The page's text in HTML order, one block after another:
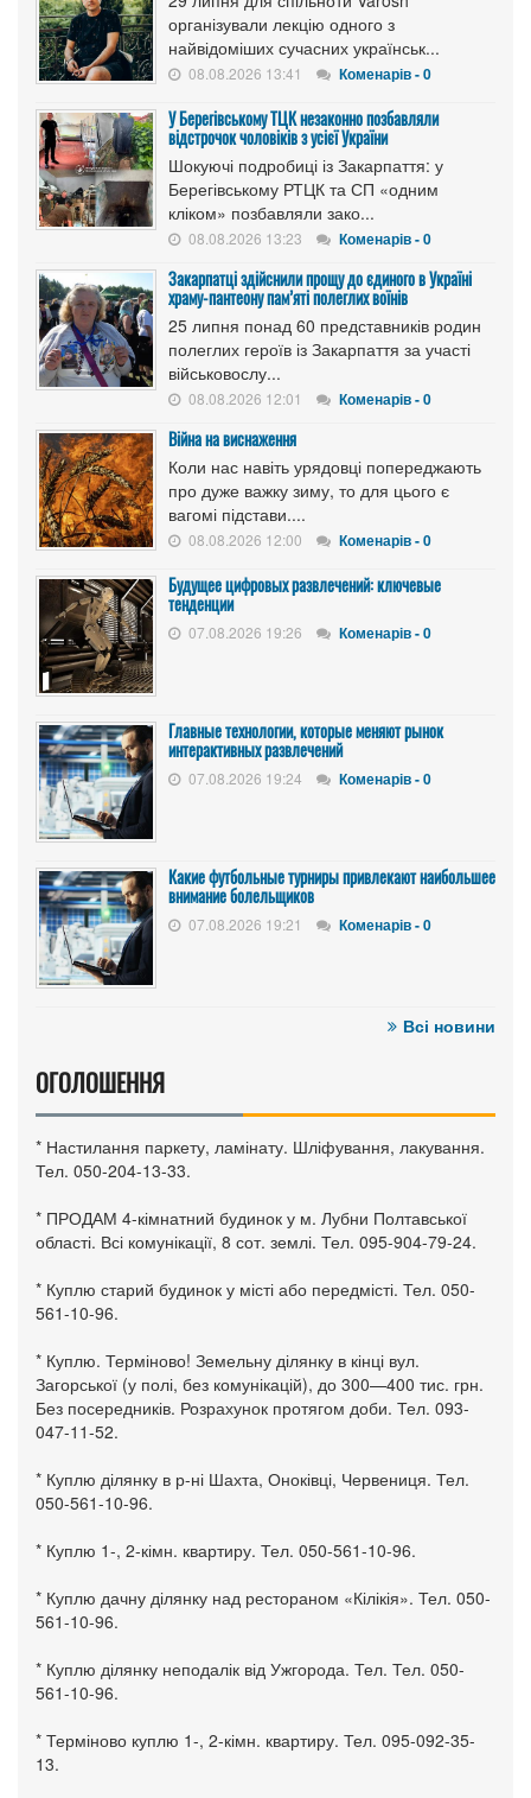
організували лекцію одного з
найвідоміших сучасних українськ...
08.08.2026 13:41 Коменарів - 0
У Берегівському ТЦК незаконно позбавляли
відстрочок чоловіків з усієї України
Шокуючі подробиці із Закарпаття: у
Берегівському РТЦК та СП «одним
кліком» позбавляли зако...
08.08.2026 13:23 Коменарів - 0
Закарпатці здійснили прощу до єдиного в Україні
храму-пантеону пам’яті полеглих воїнів
25 липня понад 60 представників родин
полеглих героїв із Закарпаття за участі
військовослу...
08.08.2026 12:01 Коменарів - 0
Війна на виснаження
Коли нас навіть урядовці попереджають
про дуже важку зиму, то для цього є
вагомі підстави....
08.08.2026 12:00 Коменарів - 0
Будущее цифровых развлечений: ключевые
тенденции
07.08.2026 19:26 Коменарів - 0
Главные технологии, которые меняют рынок
интерактивных развлечений
07.08.2026 19:24 Коменарів - 0
Какие футбольные турниры привлекают наибольшее
внимание болельщиков
07.08.2026 19:21 Коменарів - 0
Всі новини
ОГОЛОШЕННЯ
* Настилання паркету, ламінату. Шліфування, лакування.
Тел. 050-204-13-33.
* ПРОДАМ 4-кімнатний будинок у м. Лубни Полтавської
області. Всі комунікації, 8 сот. землі. Тел. 095-904-79-24.
* Куплю старий будинок у місті або передмісті. Тел. 050-
561-10-96.
* Куплю. Терміново! Земельну ділянку в кінці вул.
Загорської (у полі, без комунікацій), до 300—400 тис. грн.
Без посередників. Розрахунок протягом доби. Тел. 093-
047-11-52.
* Куплю ділянку в р-ні Шахта, Оноківці, Червениця. Тел.
050-561-10-96.
* Куплю 1-, 2-кімн. квартиру. Тел. 050-561-10-96.
* Куплю дачну ділянку над рестораном «Кілікія». Тел. 050-
561-10-96.
* Куплю ділянку неподалік від Ужгорода. Тел. Тел. 050-
561-10-96.
* Терміново куплю 1-, 2-кімн. квартиру. Тел. 095-092-35-
13.